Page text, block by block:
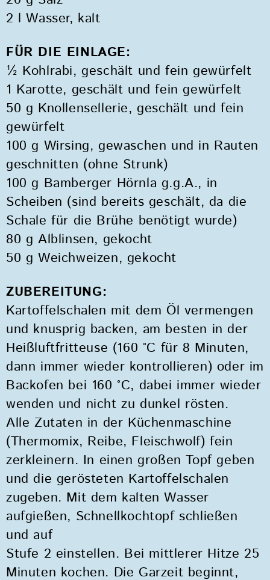
2 l Wasser, kalt
FÜR DIE EINLAGE:
½ Kohlrabi, geschält und fein gewürfelt
1 Karotte, geschält und fein gewürfelt
50 g Knollensellerie, geschält und fein
gewürfelt
100 g Wirsing, gewaschen und in Rauten
geschnitten (ohne Strunk)
100 g Bamberger Hörnla g.g.A., in
Scheiben (sind bereits geschält, da die
Schale für die Brühe benötigt wurde)
80 g Alblinsen, gekocht
50 g Weichweizen, gekocht
ZUBEREITUNG:
Kartoffelschalen mit dem Öl vermengen
und knusprig backen, am besten in der
Heißluftfritteuse (160 °C für 8 Minuten,
dann immer wieder kontrollieren) oder im
Backofen bei 160 °C, dabei immer wieder
wenden und nicht zu dunkel rösten.
Alle Zutaten in der Küchenmaschine
(Thermomix, Reibe, Fleischwolf) fein
zerkleinern. In einen großen Topf geben
und die gerösteten Kartoffelschalen
zugeben. Mit dem kalten Wasser
aufgießen, Schnellkochtopf schließen
und auf
Stufe 2 einstellen. Bei mittlerer Hitze 25
Minuten kochen. Die Garzeit beginnt,